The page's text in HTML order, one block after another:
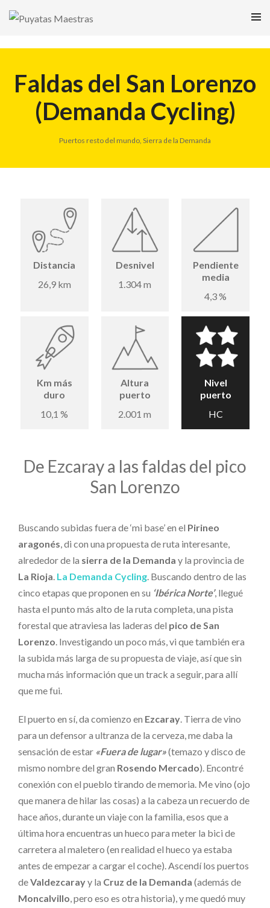
Faldas del San Lorenzo
(Demanda Cycling)
Puertos resto del mundo, Sierra de la Demanda
Distancia
26,9 km
Desnivel
1.304 m
Pendiente
media
4,3 %
Km más
duro
10,1 %
Altura
puerto
2.001 m
Nivel
puerto
HC
De Ezcaray a las faldas del pico
San Lorenzo
Buscando subidas fuera de ‘mi base’ en el Pirineo
aragonés, di con una propuesta de ruta interesante,
alrededor de la sierra de la Demanda y la provincia de
La Rioja. La Demanda Cycling. Buscando dentro de las
cinco etapas que proponen en su ‘Ibérica Norte’, llegué
hasta el punto más alto de la ruta completa, una pista
forestal que atraviesa las laderas del pico de San
Lorenzo. Investigando un poco más, vi que también era
la subida más larga de su propuesta de viaje, así que sin
mucha más información que un track a seguir, para allí
que me fui.
El puerto en sí, da comienzo en Ezcaray. Tierra de vino
para un defensor a ultranza de la cerveza, me daba la
sensación de estar «Fuera de lugar»(temazo y disco de
mismo nombre del gran Rosendo Mercado). Encontré
conexión con el pueblo tirando de memoria. Me vino (ojo
que manera de hilar las cosas) a la cabeza un recuerdo de
hace años, durante un viaje con la familia, esos que a
última hora encuentras un hueco para meter la bici de
carretera al maletero (en realidad el hueco ya estaba
antes de empezar a cargar el coche). Ascendí los puertos
deValdezcarayy la Cruz de la Demanda (además de
Moncalvillo, pero eso es otra historia), y me quedó muy